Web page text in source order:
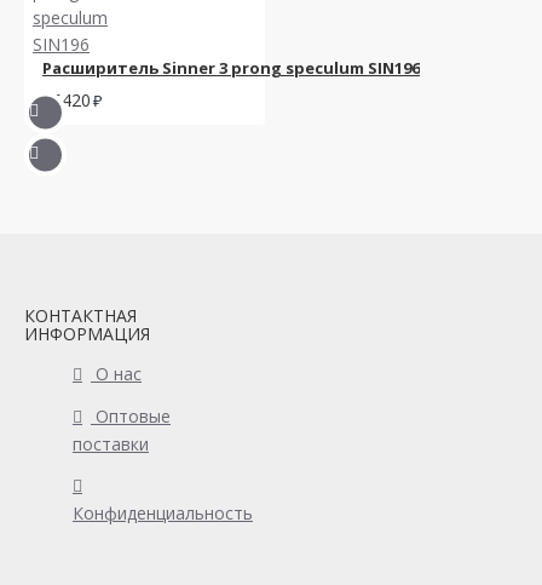
Расширитель Sinner 3 prong speculum SIN196
15420
КОНТАКТНАЯ
ИНФОРМАЦИЯ
О нас
Оптовые
поставки
Конфиденциальность